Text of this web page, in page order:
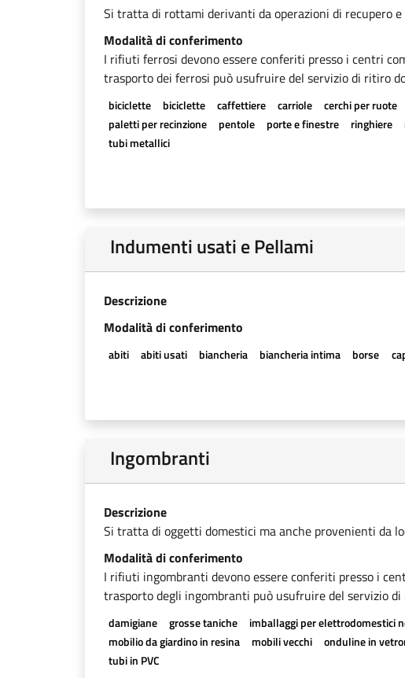
Si tratta di rottami derivanti da operazioni di recupero
Modalità di conferimento
I rifiuti ferrosi devono essere conferiti presso i centri
trasporto dei ferrosi può usufruire del servizio di ritiro
biciclette biciclette caffettiere carriole cerchi per ruote
paletti per recinzione
pentole porte e finestre ringhiere
tubi metallici
Indumenti usati e Pellami
Descrizione
Modalità di conferimento
abiti abiti usati biancheria biancheria intima borse
Ingombranti
Descrizione
Si tratta di oggetti domestici ma anche provenienti da
Modalità di conferimento
I rifiuti ingombranti devono essere conferiti presso i
trasporto degli ingombranti può usufruire del servizio
damigiane grosse taniche imballaggi per elettrodomestici
mobilio da giardino in resina
mobili vecchi onduline in
tubi in PVC